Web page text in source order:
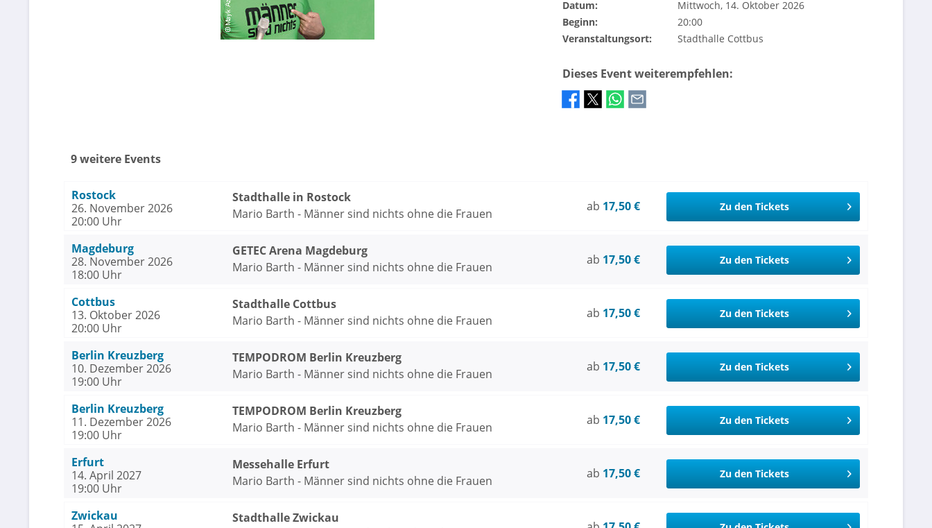
Datum:
Mittwoch, 14. Oktober 2026
Beginn:
20:00
Veranstaltungsort:
Stadthalle Cottbus
Dieses Event weiterempfehlen:
9 weitere Events
Rostock
26. November 2026
20:00 Uhr
Stadthalle in Rostock
Mario Barth - Männer sind nichts ohne die Frauen
ab 17,50 € Zu den Tickets
Magdeburg
28. November 2026
18:00 Uhr
GETEC Arena Magdeburg
Mario Barth - Männer sind nichts ohne die Frauen
ab 17,50 € Zu den Tickets
Cottbus
13. Oktober 2026
20:00 Uhr
Stadthalle Cottbus
Mario Barth - Männer sind nichts ohne die Frauen
ab 17,50 € Zu den Tickets
Berlin Kreuzberg
10. Dezember 2026
19:00 Uhr
TEMPODROM Berlin Kreuzberg
Mario Barth - Männer sind nichts ohne die Frauen
ab 17,50 € Zu den Tickets
Berlin Kreuzberg
11. Dezember 2026
19:00 Uhr
TEMPODROM Berlin Kreuzberg
Mario Barth - Männer sind nichts ohne die Frauen
ab 17,50 € Zu den Tickets
Erfurt
14. April 2027
19:00 Uhr
Messehalle Erfurt
Mario Barth - Männer sind nichts ohne die Frauen
ab 17,50 € Zu den Tickets
Zwickau
Stadthalle Zwickau